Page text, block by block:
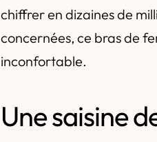
chiffrer en dizaines de
concernées, ce bras de
inconfortable.
Une saisine